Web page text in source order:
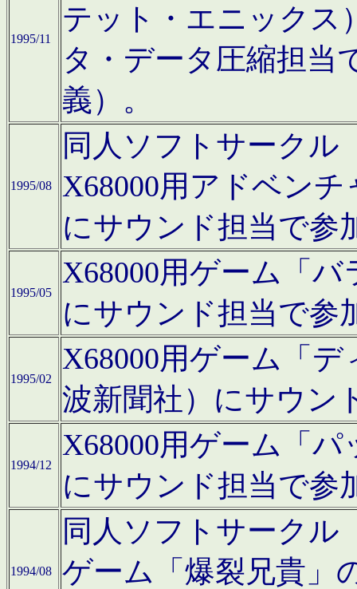
1995/11
テット・エニックス
タ・データ圧縮担当
義）。
1995/08
同人ソフトサークル
X68000用アドベン
にサウンド担当で参
1995/05
X68000用ゲーム「
にサウンド担当で参
1995/02
X68000用ゲーム「
波新聞社）にサウン
1994/12
X68000用ゲーム「
にサウンド担当で参
1994/08
同人ソフトサークル
ゲーム「爆裂兄貴」